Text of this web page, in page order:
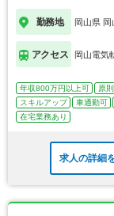
勤務地 岡山県
アクセス 岡山電気
年収800万円以上可 原
スキルアップ
車通勤可
在宅業務あり
求人の詳細